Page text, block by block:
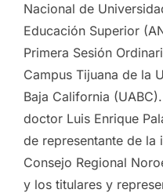
Nacional de
Educación Superior
Primera Sesión
Campus Tijuana de la
Baja California
doctor Luis Enrique
de representante de la
Consejo Regional
y los titulares y